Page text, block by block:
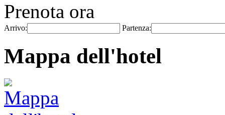
Prenota ora
Arrivo: Partenza:
Mappa dell'hotel